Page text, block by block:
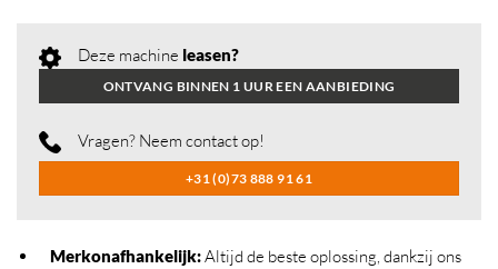
Deze machine leasen?
ONTVANG BINNEN 1 UUR EEN AANBIEDING
Vragen? Neem contact op!
+31 (0)73 888 91 61
Merkonafhankelijk:Altijd de beste oplossing, dankzij ons